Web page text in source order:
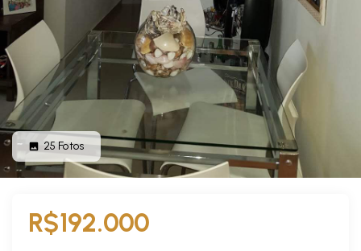
25Fotos
R$192.000